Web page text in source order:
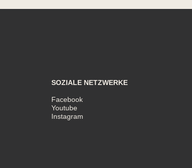
SOZIALE NETZWERKE
Facebook
Youtube
Instagram